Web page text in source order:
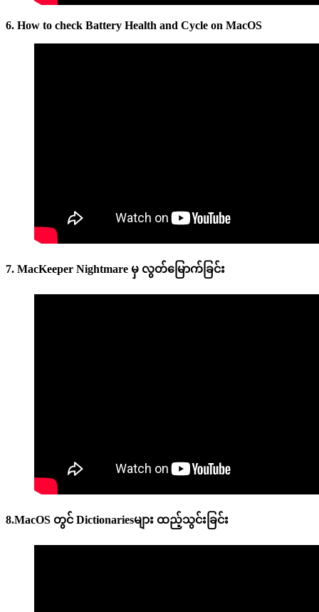
6. How to check Battery Health and Cycle on MacOS
7. MacKeeper Nightmare မှ လွတ်မြောက်ခြင်း
8.MacOS တွင် Dictionariesများ ထည့်သွင်းခြင်း